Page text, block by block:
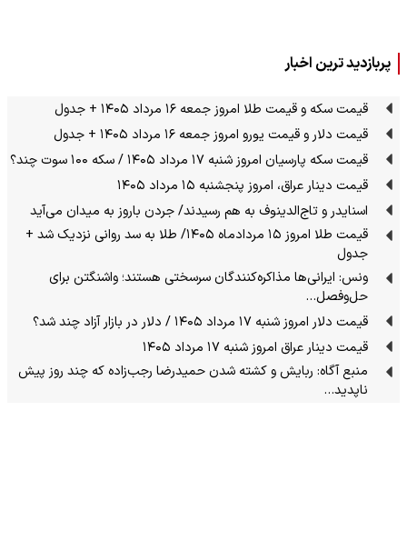
پربازدید ترین اخبار
قیمت سکه و قیمت طلا امروز جمعه ۱۶ مرداد ۱۴۰۵ + جدول
قیمت دلار و قیمت یورو امروز جمعه ۱۶ مرداد ۱۴۰۵ + جدول
قیمت سکه پارسیان امروز شنبه ۱۷ مرداد ۱۴۰۵ / سکه ۱۰۰ سوت چند؟
قیمت دینار عراق، امروز پنجشنبه ۱۵ مرداد ۱۴۰۵
اسنایدر و تاج‌الدینوف به هم رسیدند/ جردن باروز به میدان می‌آید
قیمت طلا امروز ۱۵ مردادماه ۱۴۰۵/ طلا به سد روانی نزدیک شد +
جدول
ونس: ایرانی‌ها مذاکره‌کنندگان سرسختی هستند؛ واشنگتن برای
حل‌وفصل…
قیمت دلار امروز شنبه ۱۷ مرداد ۱۴۰۵ / دلار در بازار آزاد چند شد؟
قیمت دینار عراق امروز شنبه ۱۷ مرداد ۱۴۰۵
منبع آگاه: ربایش و کشته شدن حمیدرضا رجب‌زاده که چند روز پیش
ناپدید…